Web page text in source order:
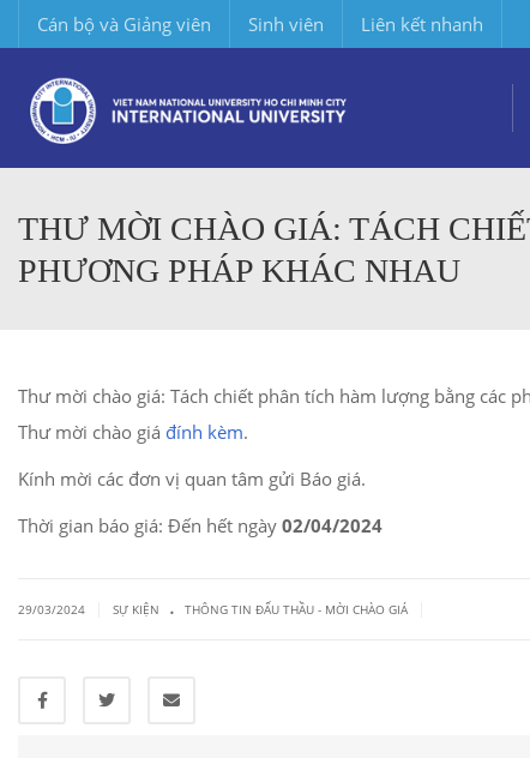
Cán bộ và Giảng viên Sinh viên Liên kết nhanh
THƯ MỜI CHÀO GIÁ: TÁCH
PHƯƠNG PHÁP KHÁC NHAU
Thư mời chào giá: Tách chiết phân tích hàm lượng bằng các
Thư mời chào giá đính kèm.
Kính mời các đơn vị quan tâm gửi Báo giá.
Thời gian báo giá: Đến hết ngày 02/04/2024
29/03/2024 SỰ KIỆN . THÔNG TIN ĐẤU THẦU - MỜI CHÀO GIÁ